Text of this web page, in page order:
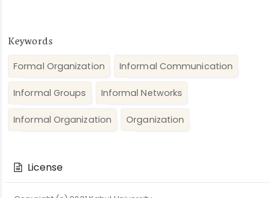
Keywords
Formal Organization Informal Communication
Informal Groups Informal Networks
Informal Organization Organization
DetailsLicense